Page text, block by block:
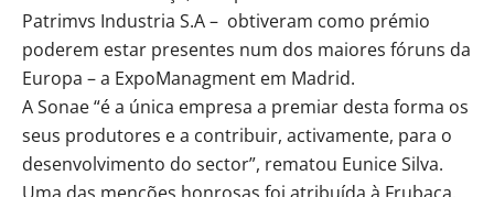
Patrimvs Industria S.A – obtiveram como prémio
poderem estar presentes num dos maiores fóruns da
Europa – a ExpoManagment em Madrid.
A Sonae “é a única empresa a premiar desta forma os
seus produtores e a contribuir, activamente, para o
desenvolvimento do sector”, rematou Eunice Silva.